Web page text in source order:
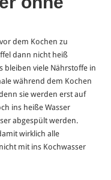
dem Kochen zu
dann nicht heiß
bleiben viele Nährstoffe in
während dem Kochen
sie werden erst auf
ins heiße Wasser
abgespült werden.
wirklich alle
mit ins Kochwasser